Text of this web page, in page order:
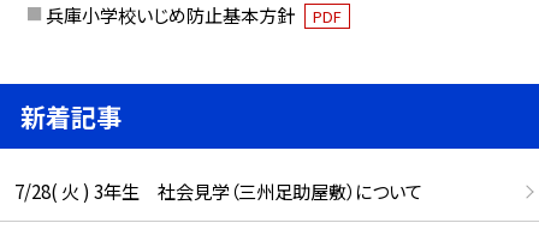
兵庫小学校いじめ防止基本方針 PDF
新着記事
7/28( 火 ) 3年生 社会見学（三州足助屋敷）について